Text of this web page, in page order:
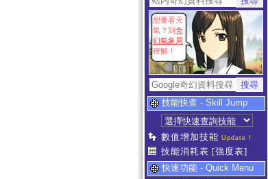
想要看天
氣？到 奇
幻氣象局
瞭解！
技能快查 - Skill Jump
數值增加技能 Update !
技能消耗表 [強度表]
快速功能 - Quick Menu